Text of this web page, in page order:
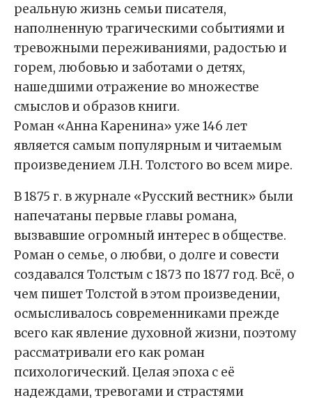
реальную жизнь семьи писателя,
наполненную трагическими событиями и
тревожными переживаниями, радостью и
горем, любовью и заботами о детях,
нашедшими отражение во множестве
смыслов и образов книги.
Роман «Анна Каренина» уже 146 лет
является самым популярным и читаемым
произведением Л.Н. Толстого во всем мире.
В 1875 г. в журнале «Русский вестник» были
напечатаны первые главы романа,
вызвавшие огромный интерес в обществе.
Роман о семье, о любви, о долге и совести
создавался Толстым с 1873 по 1877 год. Всё, о
чем пишет Толстой в этом произведении,
осмысливалось современниками прежде
всего как явление духовной жизни, поэтому
рассматривали его как роман
психологический. Целая эпоха с её
надеждами, тревогами и страстями